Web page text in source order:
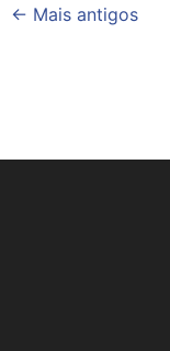
← Mais antigos